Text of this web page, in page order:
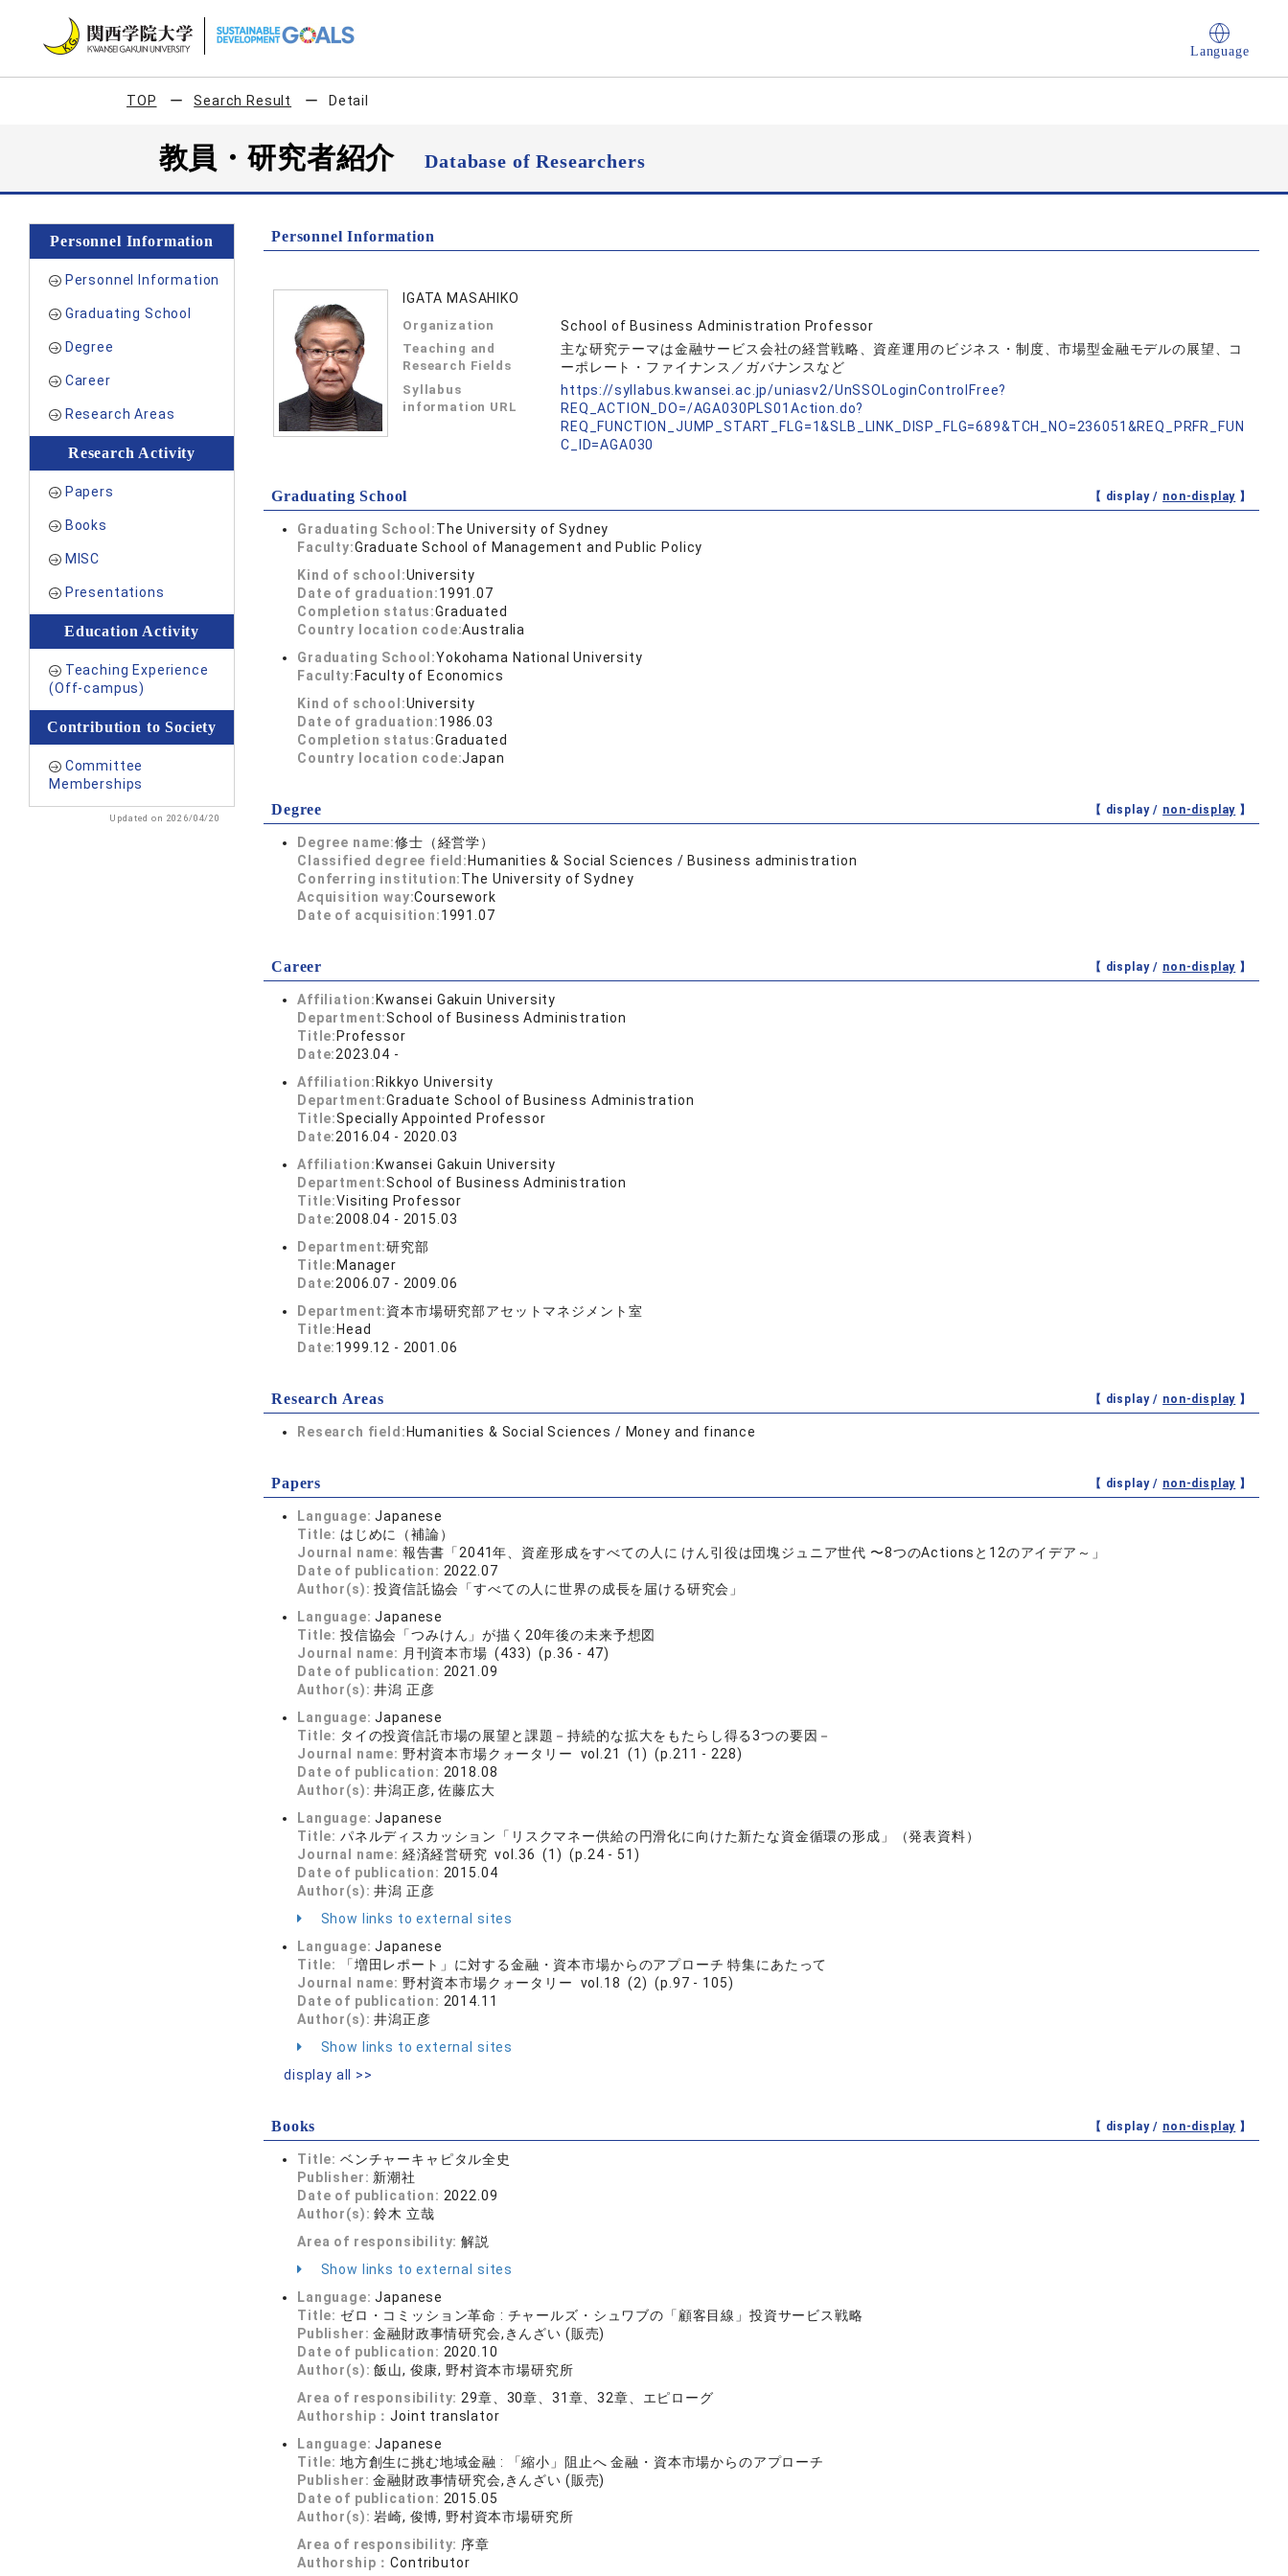
Language
TOP Search Result Detail
教員・研究者紹介Database of Researchers
Personnel Information
Personnel Information
Graduating School
Degree
Career
Research Areas
Research Activity
Papers
Books
MISC
Presentations
Education Activity
Teaching Experience
(Off-campus)
Contribution to Society
Committee
Memberships
Updated on 2026/04/20
Personnel Information
IGATA MASAHIKO
Organization School of Business Administration Professor
Teaching and
Research Fields
主な研究テーマは金融サービス会社の経営戦略、資産運用のビジネス・制度、市場型金融モデルの展望、コ
ーポレート・ファイナンス／ガバナンスなど
Syllabus
information URL
https://syllabus.kwansei.ac.jp/uniasv2/UnSSOLoginControlFree?
REQ_ACTION_DO=/AGA030PLS01Action.do?
REQ_FUNCTION_JUMP_START_FLG=1&SLB_LINK_DISP_FLG=689&TCH_NO=236051&REQ_PRFR_FUN
C_ID=AGA030
Graduating School 【 display / non-display 】
Graduating School:The University of Sydney
Faculty:Graduate School of Management and Public Policy
Kind of school:University
Date of graduation:1991.07
Completion status:Graduated
Country location code:Australia
Graduating School:Yokohama National University
Faculty: Faculty of Economics
Kind of school:University
Date of graduation:1986.03
Completion status:Graduated
Country location code:Japan
Degree 【 display / non-display 】
Degree name:修士（経営学）
Classified degree field: Humanities & Social Sciences / Business administration
Conferring institution:The University of Sydney
Acquisition way:Coursework
Date of acquisition:1991.07
Career 【 display / non-display 】
Affiliation: Kwansei Gakuin University
Department:School of Business Administration
Title: Professor
Date:2023.04 -
Affiliation: Rikkyo University
Department:Graduate School of Business Administration
Title:Specially Appointed Professor
Date:2016.04 - 2020.03
Affiliation: Kwansei Gakuin University
Department:School of Business Administration
Title:Visiting Professor
Date:2008.04 - 2015.03
Department:研究部
Title: Manager
Date:2006.07 - 2009.06
Department:資本市場研究部アセットマネジメント室
Title: Head
Date:1999.12 - 2001.06
Research Areas 【 display / non-display 】
Research field: Humanities & Social Sciences / Money and finance
Papers 【 display / non-display 】
Language:Japanese
Title: はじめに（補論）
Journal name: 報告書「2041年、資産形成をすべての人に けん引役は団塊ジュニア世代 〜8つのActionsと12のアイデア～」
Date of publication: 2022.07
Author(s):投資信託協会「すべての人に世界の成長を届ける研究会」
Language:Japanese
Title: 投信協会「つみけん」が描く20年後の未来予想図
Journal name: 月刊資本市場 (433) (p.36 - 47)
Date of publication: 2021.09
Author(s):井潟 正彦
Language:Japanese
Title: タイの投資信託市場の展望と課題－持続的な拡大をもたらし得る3つの要因－
Journal name: 野村資本市場クォータリー vol.21 (1) (p.211 - 228)
Date of publication: 2018.08
Author(s):井潟正彦, 佐藤広大
Language:Japanese
Title: パネルディスカッション「リスクマネー供給の円滑化に向けた新たな資金循環の形成」（発表資料）
Journal name: 経済経営研究 vol.36 (1) (p.24 - 51)
Date of publication: 2015.04
Author(s):井潟 正彦
Show links to external sites
Language:Japanese
Title:
「増田レポート」に対する金融・資本市場からのアプローチ 特集にあたって
Journal name: 野村資本市場クォータリー vol.18 (2) (p.97 - 105)
Date of publication: 2014.11
Author(s):井潟正彦
Show links to external sites
display all >>
Books 【 display / non-display 】
Title: ベンチャーキャピタル全史
Publisher: 新潮社
Date of publication: 2022.09
Author(s):鈴木 立哉
Area of responsibility:解説
Show links to external sites
Language:Japanese
Title: ゼロ・コミッション革命 : チャールズ・シュワブの「顧客目線」投資サービス戦略
Publisher:金融財政事情研究会,きんざい (販売)
Date of publication: 2020.10
Author(s):飯山, 俊康, 野村資本市場研究所
Area of responsibility: 29章、30章、31章、32章、エピローグ
Authorship：Joint translator
Language:Japanese
Title: 地方創生に挑む地域金融 : 「縮小」阻止へ 金融・資本市場からのアプローチ
Publisher:金融財政事情研究会,きんざい (販売)
Date of publication: 2015.05
Author(s):岩崎, 俊博, 野村資本市場研究所
Area of responsibility: 序章
Authorship：Contributor